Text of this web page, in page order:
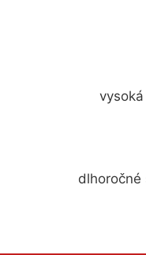
dlhoročné